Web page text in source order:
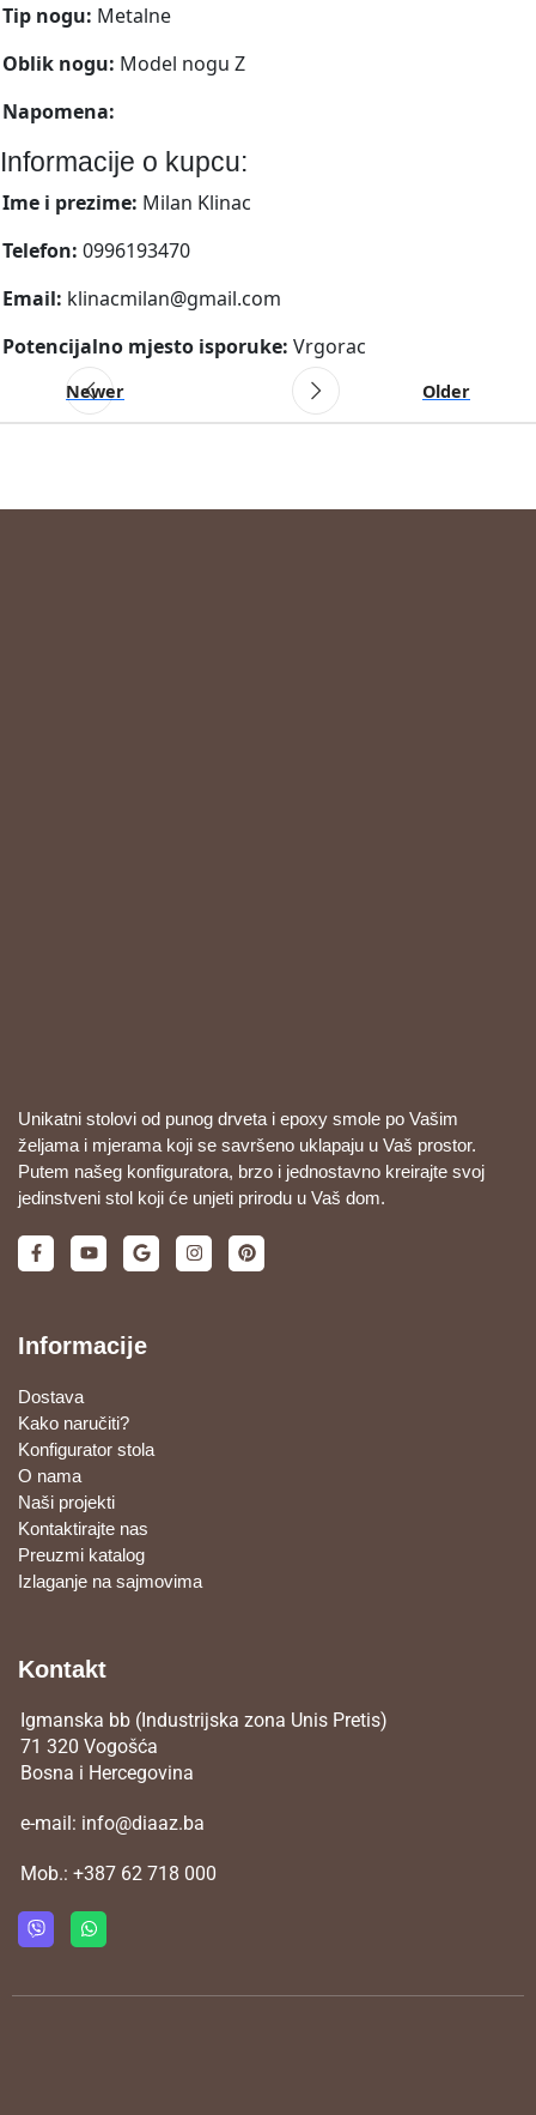
Tip nogu: Metalne
Oblik nogu: Model nogu Z
Napomena:
Informacije o kupcu:
Ime i prezime: Milan Klinac
Telefon: 0996193470
Email: klinacmilan@gmail.com
Potencijalno mjesto isporuke: Vrgorac
Newer Older
Unikatni stolovi od punog drveta i epoxy smole po Vašim
željama i mjerama koji se savršeno uklapaju u Vaš prostor.
Putem našeg konfiguratora, brzo i jednostavno kreirajte svoj
jedinstveni stol koji će unjeti prirodu u Vaš dom.
Informacije
Dostava
Kako naručiti?
Konfigurator stola
O nama
Naši projekti
Kontaktirajte nas
Preuzmi katalog
Izlaganje na sajmovima
Kontakt
Igmanska bb (Industrijska zona Unis Pretis)
71 320 Vogošća
Bosna i Hercegovina
e-mail: info@diaaz.ba
Mob.: +387 62 718 000